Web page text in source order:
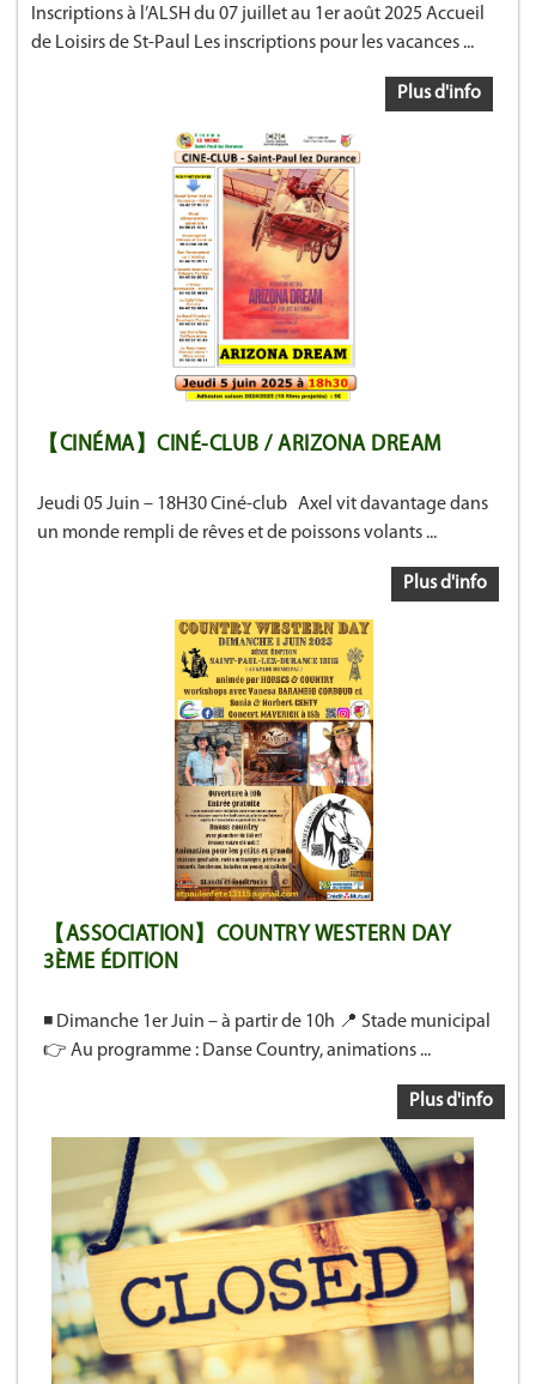
Inscriptions à l’ALSH du 07 juillet au 1er août 2025 Accueil
de Loisirs de St-Paul Les inscriptions pour les vacances ...
Plus d'info
【CINÉMA】CINÉ-CLUB / ARIZONA DREAM
Jeudi 05 Juin – 18H30 Ciné-club Axel vit davantage dans
un monde rempli de rêves et de poissons volants ...
Plus d'info
【ASSOCIATION】COUNTRY WESTERN DAY
3ÈME ÉDITION
◾ Dimanche 1er Juin – à partir de 10h 📍 Stade municipal
👉 Au programme : Danse Country, animations ...
Plus d'info